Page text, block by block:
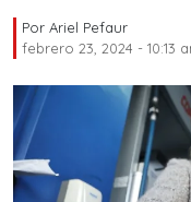
Por Ariel Pefaur
febrero 23, 2024 - 10:13